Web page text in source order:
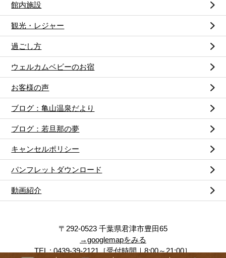
館内施設
観光・レジャー
過ごし方
ウェルカムベビーのお宿
お客様の声
ブログ：亀山温泉だより
ブログ：若旦那の夢
キャンセルポリシー
パンフレットダウンロード
動画紹介
〒292-0523 千葉県君津市豊田65
→googlemapをみる
TEL :0439-39-2121［受付時間｜8:00～21:00］